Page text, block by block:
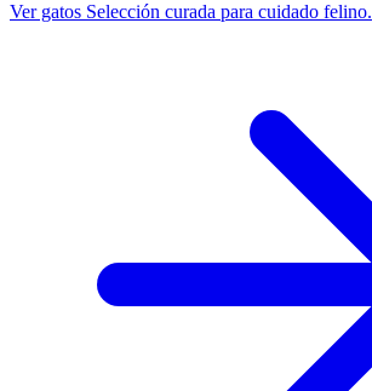
Ver gatos Selección curada para cuidado felino.